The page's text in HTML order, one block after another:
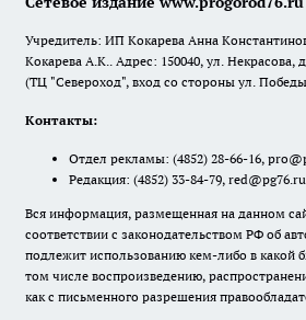
Учредитель: ИП Кокарева Анна
Кокарева А.К.. Адрес: 150040, ул. Некрасова,
(ТЦ "Североход", вход со стороны ул.
Контакты:
Отдел рекламы: (4852) 28-66-16,
Редакция: (4852) 33-84-79, red@pg76.ru
Вся информация, размещенная на данном
соответствии с законодательством РФ об
подлежит использованию кем-либо в какой
том числе воспроизведению,
как с письменного разрешения